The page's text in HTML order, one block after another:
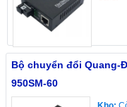
Bộ chuyển đổi Quang-
950SM-60